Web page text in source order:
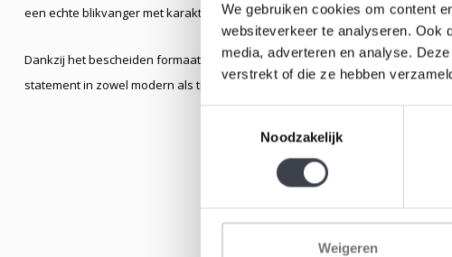
We gebruiken cookies om content
websiteverkeer te analyseren. Ook
media, adverteren en analyse.
verstrekt of die ze hebben
Noodzakelijk
Weigeren
een echte blikvanger met karakter.
Dankzij het bescheiden formaat van 16 cm past deze vaas perfect op een
statement in zowel modern als tijdloos interieur — een ode aan kleur,